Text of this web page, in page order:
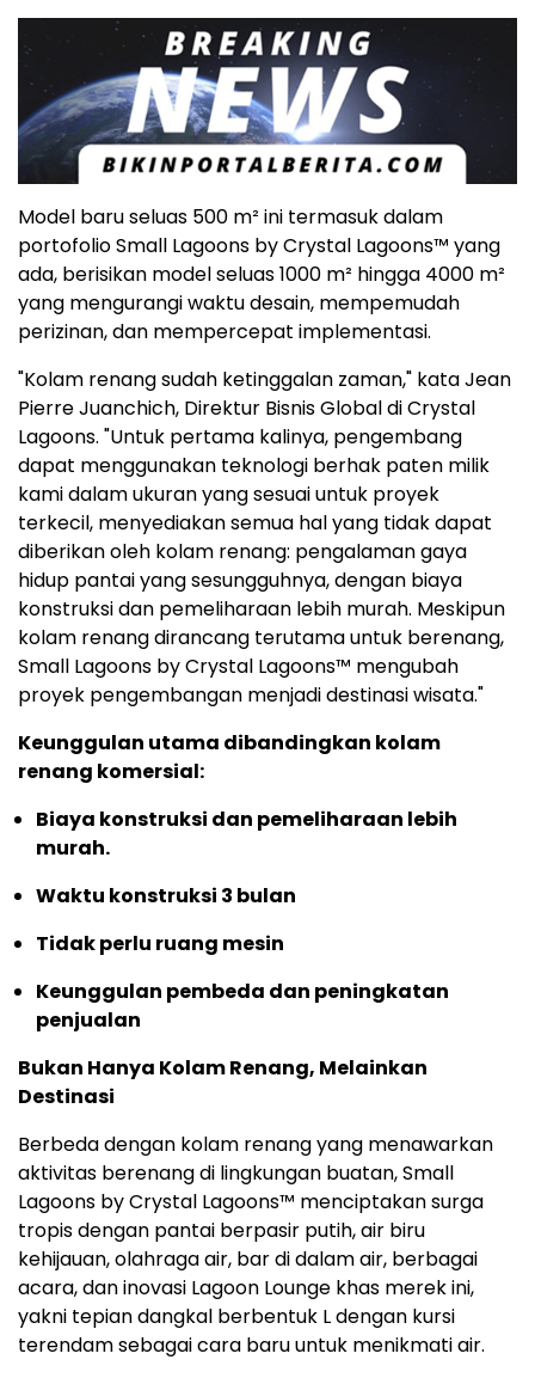
Model baru seluas 500 m² ini termasuk dalam
portofolio Small Lagoons by Crystal Lagoons™ yang
ada, berisikan model seluas 1000 m² hingga 4000 m²
yang mengurangi waktu desain, mempemudah
perizinan, dan mempercepat implementasi.
"Kolam renang sudah ketinggalan zaman," kata Jean
Pierre Juanchich, Direktur Bisnis Global di Crystal
Lagoons. "Untuk pertama kalinya, pengembang
dapat menggunakan teknologi berhak paten milik
kami dalam ukuran yang sesuai untuk proyek
terkecil, menyediakan semua hal yang tidak dapat
diberikan oleh kolam renang: pengalaman gaya
hidup pantai yang sesungguhnya, dengan biaya
konstruksi dan pemeliharaan lebih murah. Meskipun
kolam renang dirancang terutama untuk berenang,
Small Lagoons by Crystal Lagoons™ mengubah
proyek pengembangan menjadi destinasi wisata."
Keunggulan utama dibandingkan kolam
renang komersial:
Biaya konstruksi dan pemeliharaan lebih
murah.
Waktu konstruksi 3 bulan
Tidak perlu ruang mesin
Keunggulan pembeda dan peningkatan
penjualan
Bukan Hanya Kolam Renang, Melainkan
Destinasi
Berbeda dengan kolam renang yang menawarkan
aktivitas berenang di lingkungan buatan, Small
Lagoons by Crystal Lagoons™ menciptakan surga
tropis dengan pantai berpasir putih, air biru
kehijauan, olahraga air, bar di dalam air, berbagai
acara, dan inovasi Lagoon Lounge khas merek ini,
yakni tepian dangkal berbentuk L dengan kursi
terendam sebagai cara baru untuk menikmati air.